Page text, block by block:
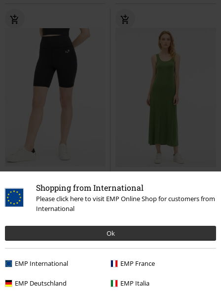
Shopping from International
Please click here to visit EMP Online Shop for customers from
International
Ok
EMP International EMP France
EMP Deutschland EMP Italia
% % Få kvar i lager